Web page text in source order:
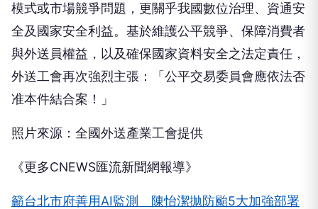
模式或市場競爭問題，更關乎我國數位治理、資通安
全及國家安全利益。基於維護公平競爭、保障消費者
與外送員權益，以及確保國家資料安全之法定責任，
外送工會再次強烈主張：「公平交易委員會應依法否
准本件結合案！」
照片來源：全國外送產業工會提供
《更多CNEWS匯流新聞網報導》
籲台北市府善用AI監測 陳怡潔拋防颱5大加強部署